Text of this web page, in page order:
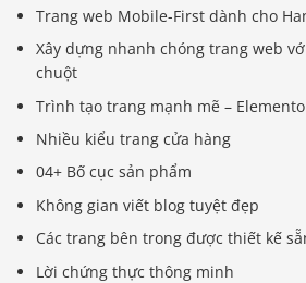
Trang web Mobile-First dành cho
Xây dựng nhanh chóng trang web
chuột
Trình tạo trang mạnh mẽ –
Nhiều kiểu trang cửa hàng
04+ Bố cục sản phẩm
Không gian viết blog tuyệt đẹp
Các trang bên trong được thiết kế
Lời chứng thực thông minh